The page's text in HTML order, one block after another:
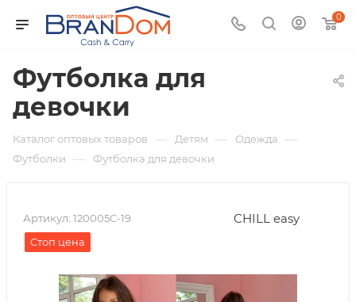
0
Футболка для
девочки
Каталог оптовых товаров — Детям — Одежда —
Футболки — Футболка для девочки
Артикул: 120005C-19 CHILL easy
Стоп цена